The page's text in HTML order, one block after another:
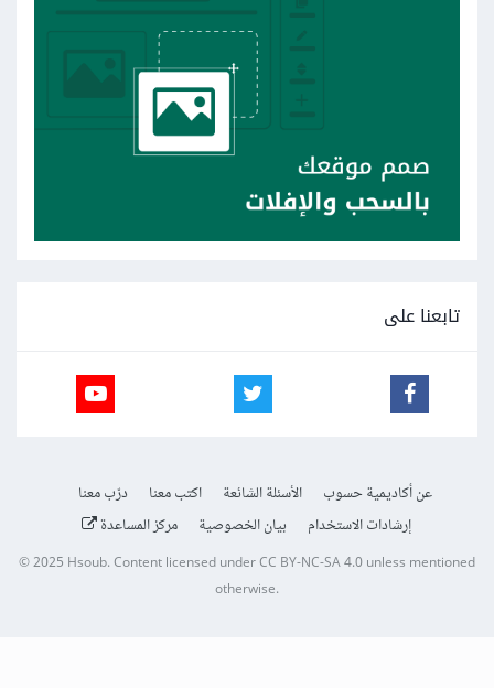
تابعنا على
عن أكاديمية حسوب الأسئلة الشائعة اكتب معنا
درّب معنا
إرشادات الاستخدام
بيان الخصوصية مركز المساعدة
© 2025 Hsoub.Content licensed underCC BY-NC-SA 4.0unless mentioned
otherwise.